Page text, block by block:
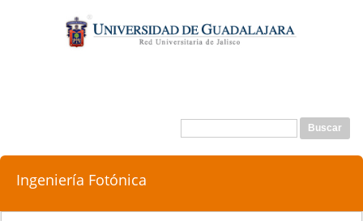
contenido
principal
Formulario de búsqueda
Buscar
Ingeniería Fotónica